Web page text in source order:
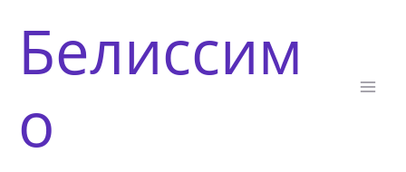
содержимому
Белиссим
о